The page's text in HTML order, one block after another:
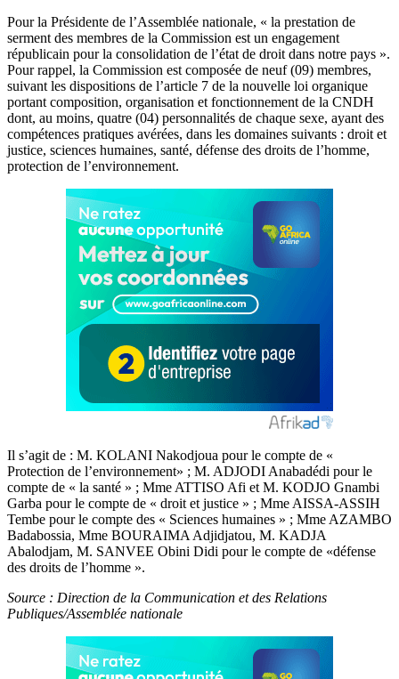
Pour la Présidente de l’Assemblée nationale, « la prestation de
serment des membres de la Commission est un engagement
républicain pour la consolidation de l’état de droit dans notre pays ».
Pour rappel, la Commission est composée de neuf (09) membres,
suivant les dispositions de l’article 7 de la nouvelle loi organique
portant composition, organisation et fonctionnement de la CNDH
dont, au moins, quatre (04) personnalités de chaque sexe, ayant des
compétences pratiques avérées, dans les domaines suivants : droit et
justice, sciences humaines, santé, défense des droits de l’homme,
protection de l’environnement.
Il s’agit de : M. KOLANI Nakodjoua pour le compte de «
Protection de l’environnement» ; M. ADJODI Anabadédi pour le
compte de « la santé » ; Mme ATTISO Afi et M. KODJO Gnambi
Garba pour le compte de « droit et justice » ; Mme AISSA-ASSIH
Tembe pour le compte des « Sciences humaines » ; Mme AZAMBO
Badabossia, Mme BOURAIMA Adjidjatou, M. KADJA
Abalodjam, M. SANVEE Obini Didi pour le compte de «défense
des droits de l’homme ».
Source : Direction de la Communication et des Relations
Publiques/Assemblée nationale